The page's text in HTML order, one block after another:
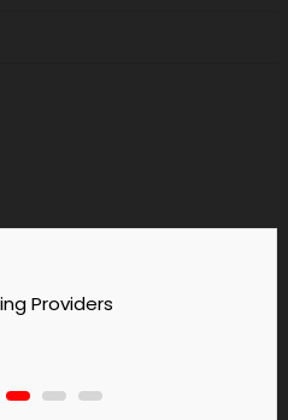
Grabmyessay Com